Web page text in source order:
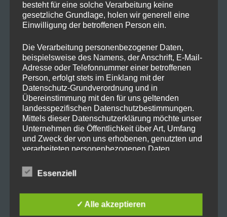
MitProShotkönnt ihr die Einstellungen
eurer Kamera komplett selbst bestimmen
(gerade für iPhone Nutzer interessant)
nur noch bis
Video Zum Beitrag
besteht für eine solche Verarbeitung keine
gesetzliche Grundlage, holen wir generell eine
Einwilligung der betroffenen Person ein.
Die Verarbeitung personenbezogener Daten,
beispielsweise des Namens, der Anschrift, E-Mail-
Adresse oder Telefonnummer einer betroffenen
Person, erfolgt stets im Einklang mit der
Datenschutz-Grundverordnung und in
Übereinstimmung mit den für uns geltenden
landesspezifischen Datenschutzbestimmungen.
Mittels dieser Datenschutzerklärung möchte unser
Unternehmen die Öffentlichkeit über Art, Umfang
und Zweck der von uns erhobenen, genutzten und
verarbeiteten personenbezogenen Daten
mittels dieser Datenschutzerklärung über die ihnen
zustehenden Rechte aufgeklärt.
Wir haben als für die Verarbeitung Verantwortlicher
zahlreiche technische und organisatorische
Essenziell
✓ Alle akzeptieren